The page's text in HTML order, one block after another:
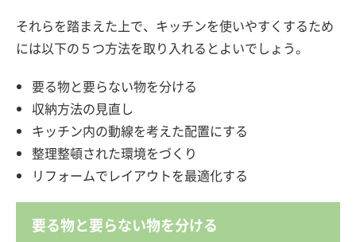
それらを踏まえた上で、キッチンを使いやすくするため
には以下の５つ方法を取り入れるとよいでしょう。
要る物と要らない物を分ける
収納方法の見直し
キッチン内の動線を考えた配置にする
整理整頓された環境をづくり
リフォームでレイアウトを最適化する
要る物と要らない物を分ける